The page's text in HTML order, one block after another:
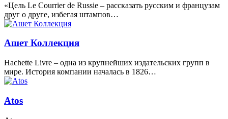
«Цель Le Courrier de Russie – рассказать русским и французам
друг о друге, избегая штампов…
Ашет Коллекция
Hachette Livre – одна из крупнейших издательских групп в
мире. История компании началась в 1826…
Atos